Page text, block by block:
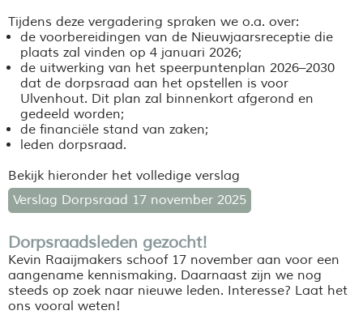
Tijdens deze vergadering spraken we o.a. over:
de voorbereidingen van de Nieuwjaarsreceptie die
plaats zal vinden op 4 januari 2026;
de uitwerking van het speerpuntenplan 2026–2030
dat de dorpsraad aan het opstellen is voor
Ulvenhout. Dit plan zal binnenkort afgerond en
gedeeld worden;
de financiële stand van zaken;
leden dorpsraad.
Bekijk hieronder het volledige verslag
Verslag Dorpsraad 17 november 2025
Dorpsraadsleden gezocht!
Kevin Raaijmakers schoof 17 november aan voor een
aangename kennismaking. Daarnaast zijn we nog
steeds op zoek naar nieuwe leden. Interesse? Laat het
ons vooral weten!